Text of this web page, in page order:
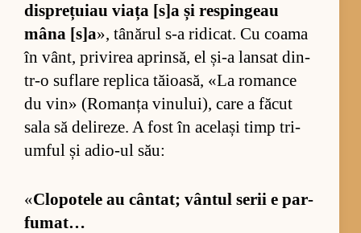
dis­pre­țu­iau viața [s]a și res­pin­geau
mâna [s]a», tâ­nă­rul s-a ri­di­cat. Cu coama
în vânt, pri­vi­rea aprin­să, el și-a lan­sat din­
tr-o su­flare re­plica tă­i­oa­să, «La ro­mance
du vin» (Ro­manța vi­nu­lui), care a fă­cut
sala să de­li­re­ze. A fost în ace­lași timp tri­
um­ful și adi­o-ul său:
«Clo­po­tele au cân­tat; vân­tul se­rii e par­
fu­mat…